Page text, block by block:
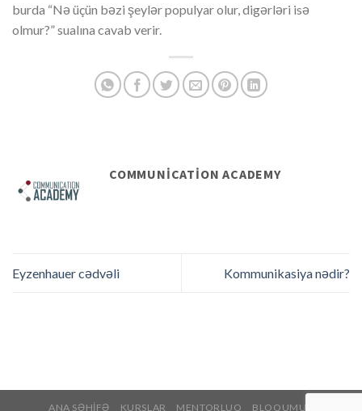
burda “Nə üçün bəzi şeylər populyar olur, digərləri isə
olmur?” sualına cavab verir.
COMMUNICATION ACADEMY
Eyzenhauer cədvəli Kommunikasiya nədir?
ANA SƏHIFƏ KURSLAR MENTORLUQ BLOQUMUZ